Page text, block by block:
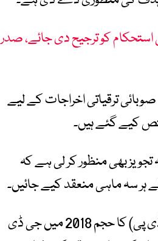
کو ترجیح دی جائے، صدر
صوبائی ترقیاتی اخراجات کے لیے
بھی منظور کر لی ہے کہ
سہ ماہی منعقد کیے جائیں۔
وفاقی وزیر نے کہا کہ پبلک سیکٹر ڈویلپمنٹ پروگرام (پی ایس ڈی پی) کا حجم 2018 میں جی ڈی